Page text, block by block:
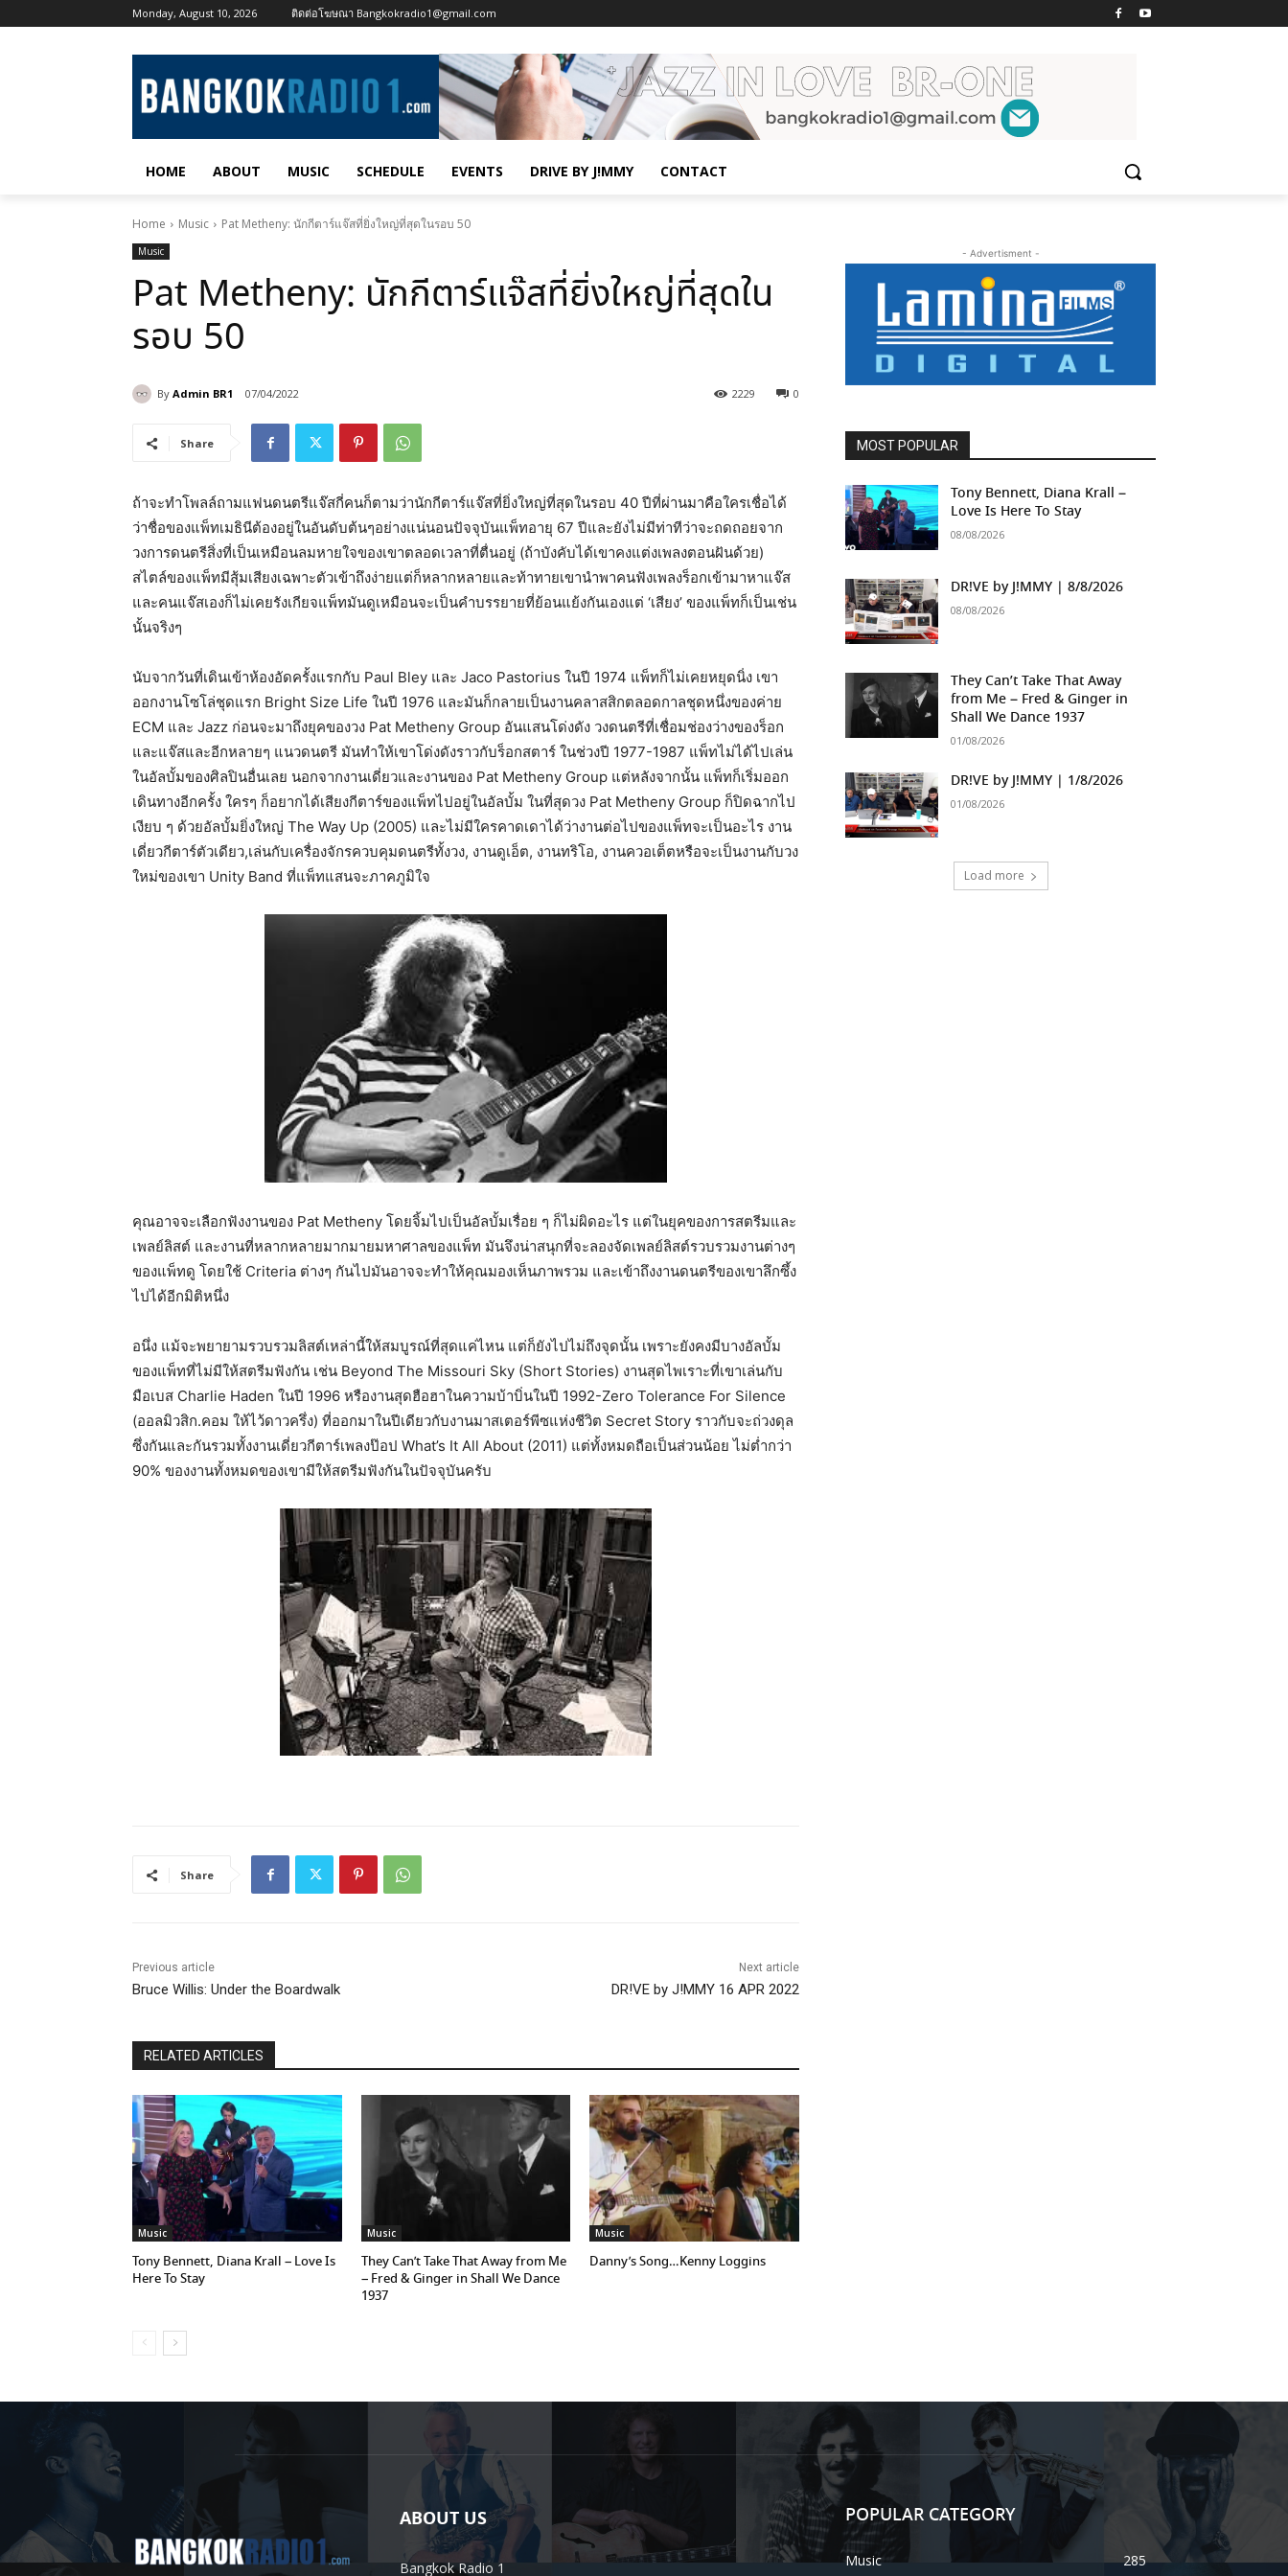
Monday, August 10, 2026 ติดต่อโฆษณา Bangkokradio1@gmail.com
HOME ABOUT MUSIC SCHEDULE EVENTS DRIVE BY J!MMY CONTACT
Home Music Pat Metheny: นักกีตาร์แจ๊สที่ยิ่งใหญ่ที่สุดในรอบ 50
Music
Pat Metheny: นักกีตาร์แจ๊สที่ยิ่งใหญ่ที่สุดใน
รอบ 50
By Admin BR1 07/04/2022 0
2229
Share
ถ้าจะทำโพลล์ถามแฟนดนตรีแจ๊สกี่คนก็ตามว่านักกีตาร์แจ๊สที่ยิ่งใหญ่ที่สุดในรอบ 40 ปีที่ผ่านมาคือใครเชื่อได้
ว่าชื่อของแพ็ทเมธินีต้องอยู่ในอันดับต้นๆอย่างแน่นอนปัจจุบันแพ็ทอายุ 67 ปีและยังไม่มีท่าทีว่าจะถดถอยจาก
วงการดนตรีสิ่งที่เป็นเหมือนลมหายใจของเขาตลอดเวลาที่ตื่นอยู่ (ถ้าบังคับได้เขาคงแต่งเพลงตอนฝันด้วย)
สไตล์ของแพ็ทมีสุ้มเสียงเฉพาะตัวเข้าถึงง่ายแต่ก็หลากหลายและท้าทายเขานำพาคนฟังเพลงร็อกเข้ามาหาแจ๊ส
และคนแจ๊สเองก็ไม่เคยรังเกียจแพ็ทมันดูเหมือนจะเป็นคำบรรยายที่ย้อนแย้งกันเองแต่ ‘เสียง’ ของแพ็ทก็เป็นเช่น
นั้นจริงๆ
นับจากวันที่เดินเข้าห้องอัดครั้งแรกกับ Paul Bley และ Jaco Pastorius ในปี 1974 แพ็ทก็ไม่เคยหยุดนิ่ง เขา
ออกงานโซโล่ชุดแรก Bright Size Life ในปี 1976 และมันก็กลายเป็นงานคลาสสิกตลอดกาลชุดหนึ่งของค่าย
ECM และ Jazz ก่อนจะมาถึงยุคของวง Pat Metheny Group อันแสนโด่งดัง วงดนตรีที่เชื่อมช่องว่างของร็อก
และแจ๊สและอีกหลายๆ แนวดนตรี มันทำให้เขาโด่งดังราวกับร็อกสตาร์ ในช่วงปี 1977-1987 แพ็ทไม่ได้ไปเล่น
ในอัลบั้มของศิลปินอื่นเลย นอกจากงานเดี่ยวและงานของ Pat Metheny Group แต่หลังจากนั้น แพ็ทก็เริ่มออก
เดินทางอีกครั้ง ใครๆ ก็อยากได้เสียงกีตาร์ของแพ็ทไปอยู่ในอัลบั้ม ในที่สุดวง Pat Metheny Group ก็ปิดฉากไป
เงียบ ๆ ด้วยอัลบั้มยิ่งใหญ่ The Way Up (2005) และไม่มีใครคาดเดาได้ว่างานต่อไปของแพ็ทจะเป็นอะไร งาน
เดี่ยวกีตาร์ตัวเดียว,เล่นกับเครื่องจักรควบคุมดนตรีทั้งวง, งานดูเอ็ต, งานทริโอ, งานควอเต็ตหรือจะเป็นงานกับวง
ใหม่ของเขา Unity Band ที่แพ็ทแสนจะภาคภูมิใจ
คุณอาจจะเลือกฟังงานของ Pat Metheny โดยจิ้มไปเป็นอัลบั้มเรื่อย ๆ ก็ไม่ผิดอะไร แต่ในยุคของการสตรีมและ
เพลย์ลิสต์ และงานที่หลากหลายมากมายมหาศาลของแพ็ท มันจึงน่าสนุกที่จะลองจัดเพลย์ลิสต์รวบรวมงานต่างๆ
ของแพ็ทดู โดยใช้ Criteria ต่างๆ กันไปมันอาจจะทำให้คุณมองเห็นภาพรวม และเข้าถึงงานดนตรีของเขาลึกซึ้ง
ไปได้อีกมิติหนึ่ง
อนึ่ง แม้จะพยายามรวบรวมลิสต์เหล่านี้ให้สมบูรณ์ที่สุดแค่ไหน แต่ก็ยังไปไม่ถึงจุดนั้น เพราะยังคงมีบางอัลบั้ม
ของแพ็ทที่ไม่มีให้สตรีมฟังกัน เช่น Beyond The Missouri Sky (Short Stories) งานสุดไพเราะที่เขาเล่นกับ
มือเบส Charlie Haden ในปี 1996 หรืองานสุดฮือฮาในความบ้าบิ่นในปี 1992-Zero Tolerance For Silence
(ออลมิวสิก.คอม ให้ไว้ดาวครึ่ง) ที่ออกมาในปีเดียวกับงานมาสเตอร์พีซแห่งชีวิต Secret Story ราวกับจะถ่วงดุล
ซึ่งกันและกันรวมทั้งงานเดี่ยวกีตาร์เพลงป๊อป What’s It All About (2011) แต่ทั้งหมดถือเป็นส่วนน้อย ไม่ต่ำกว่า
90% ของงานทั้งหมดของเขามีให้สตรีมฟังกันในปัจจุบันครับ
Share
Previous article
Bruce Willis: Under the Boardwalk
Next article
DR!VE by J!MMY 16 APR 2022
RELATED ARTICLES
Music
Tony Bennett, Diana Krall – Love Is
Here To Stay
Music
They Can’t Take That Away from Me
– Fred & Ginger in Shall We Dance
1937
Music
Danny’s Song…Kenny Loggins
- Advertisment -
MOST POPULAR
Tony Bennett, Diana Krall –
Love Is Here To Stay
08/08/2026
DR!VE by J!MMY | 8/8/2026
08/08/2026
They Can’t Take That Away
from Me – Fred & Ginger in
Shall We Dance 1937
01/08/2026
DR!VE by J!MMY | 1/8/2026
01/08/2026
Load more
ABOUT US
Bangkok Radio 1
POPULAR CATEGORY
Music 285